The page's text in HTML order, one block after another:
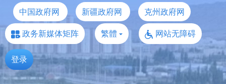
中国政府网 新疆政府网
克州政府网
政务新媒体矩阵
繁體 网站无障碍
登录